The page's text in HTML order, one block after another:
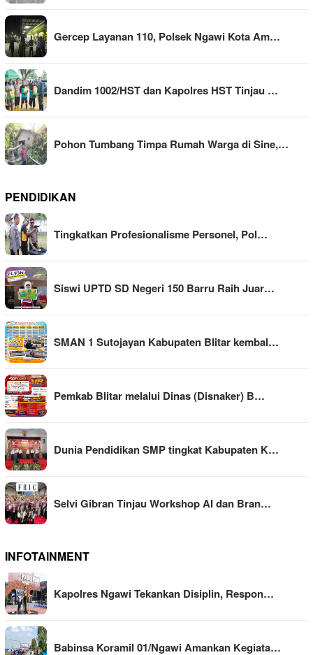
Gercep Layanan 110, Polsek Ngawi Kota Am…
Dandim 1002/HST dan Kapolres HST Tinjau …
Pohon Tumbang Timpa Rumah Warga di Sine,…
PENDIDIKAN
Tingkatkan Profesionalisme Personel, Pol…
Siswi UPTD SD Negeri 150 Barru Raih Juar…
SMAN 1 Sutojayan Kabupaten Blitar kembal…
Pemkab Blitar melalui Dinas (Disnaker) B…
Dunia Pendidikan SMP tingkat Kabupaten K…
Selvi Gibran Tinjau Workshop AI dan Bran…
INFOTAINMENT
Kapolres Ngawi Tekankan Disiplin, Respon…
Babinsa Koramil 01/Ngawi Amankan Kegiata…